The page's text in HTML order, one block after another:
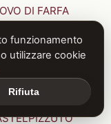
DI FARFA
DON BOSCO
NIGRA
RANGONE
VAL DI CECINA
funzionamento
utilizzare cookie
Rifiuta